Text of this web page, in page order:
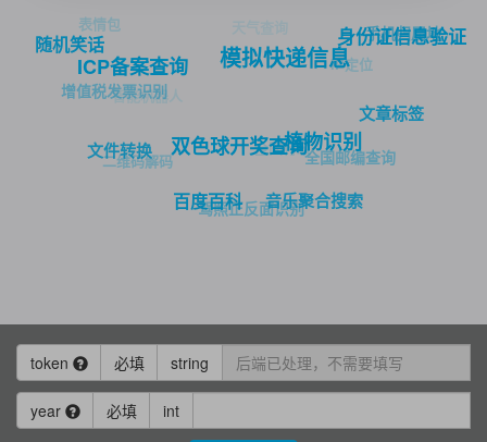
文件转换
百度百科
双色球开奖查询
ICP备案查询
随机笑话
增值税发票识别
二维码解码
驾照正反面识别音乐聚合搜索
植物识别
模拟快递信息
表情包
智能机器人
全国行政全国邮编查询
文章标签
身份证信息验证
IP定位
手机归属地
token 必填 string
year 必填 int